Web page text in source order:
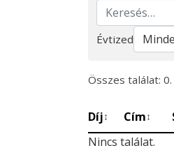
Keresés
Évtized
Összes találat:
Díj↕ Cím↕
Nincs találat.